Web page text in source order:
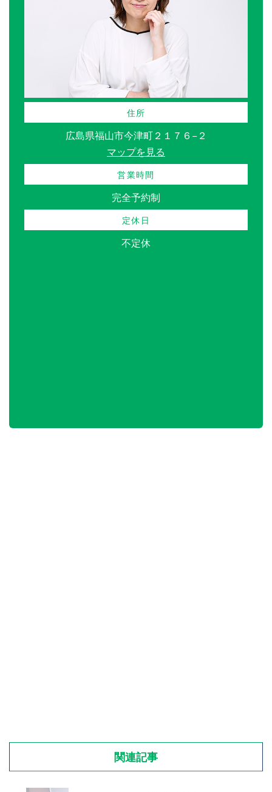
住所
広島県福山市今津町２１７６−２
マップを見る
営業時間
完全予約制
定休日
不定休
関連記事